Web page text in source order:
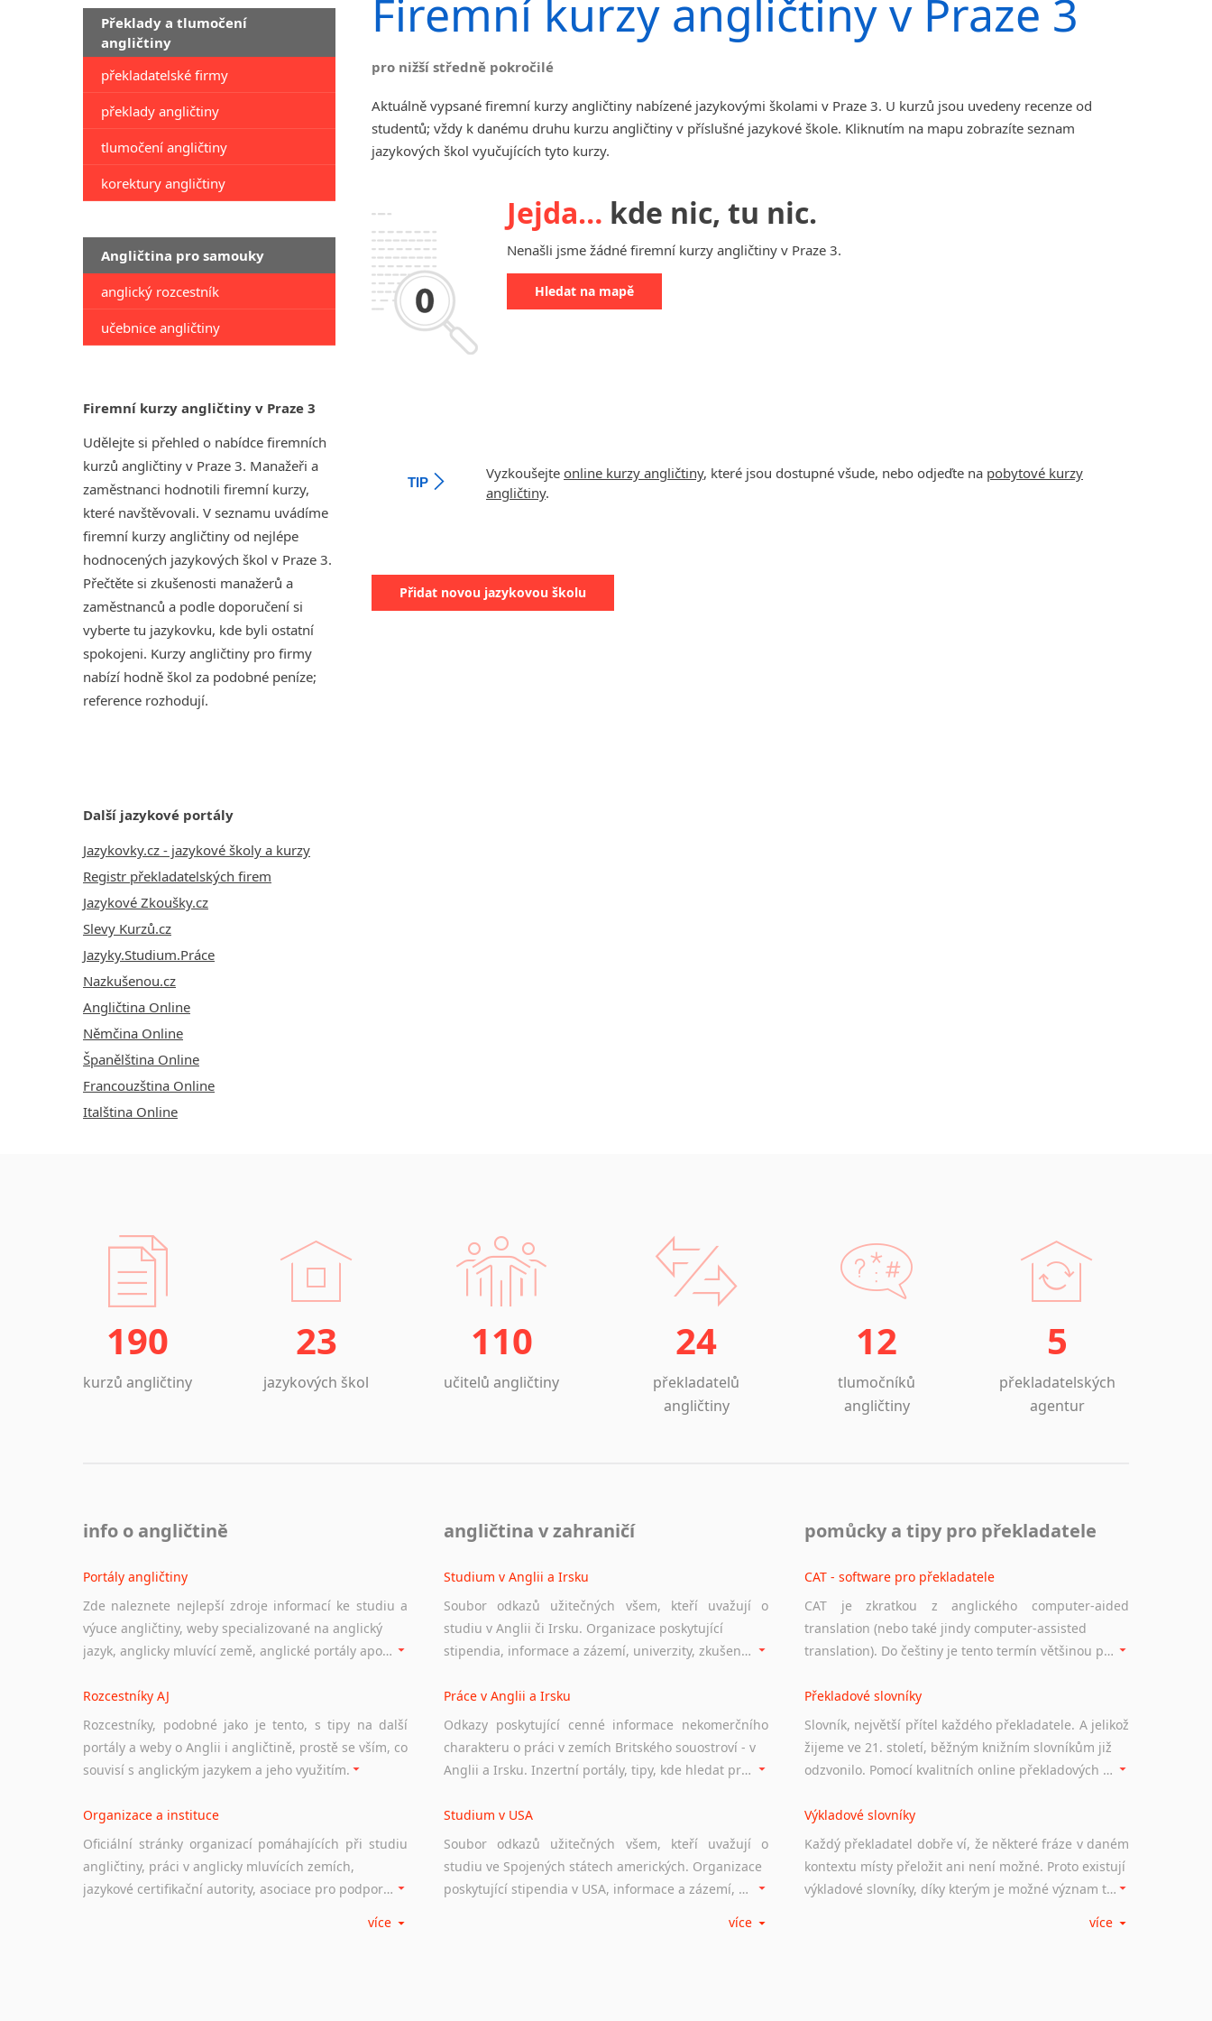
Překlady a tlumočení
angličtiny
překladatelské firmy
překlady angličtiny
tlumočení angličtiny
korektury angličtiny
Angličtina pro samouky
anglický rozcestník
učebnice angličtiny
Firemní kurzy angličtiny v Praze 3
Udělejte si přehled o nabídce firemních
kurzů angličtiny v Praze 3. Manažeři a
zaměstnanci hodnotili firemní kurzy,
které navštěvovali. V seznamu uvádíme
firemní kurzy angličtiny od nejlépe
hodnocených jazykových škol v Praze 3.
Přečtěte si zkušenosti manažerů a
zaměstnanců a podle doporučení si
vyberte tu jazykovku, kde byli ostatní
spokojeni. Kurzy angličtiny pro firmy
nabízí hodně škol za podobné peníze;
reference rozhodují.
Další jazykové portály
Jazykovky.cz - jazykové školy a kurzy
Registr překladatelských firem
Jazykové Zkoušky.cz
Slevy Kurzů.cz
Jazyky.Studium.Práce
Nazkušenou.cz
Angličtina Online
Němčina Online
Španělština Online
Francouzština Online
Italština Online
Jihlava
Chomutov
Děčín
Hodonín
Klatovy
Tišnov
Vysoká nad Labem
angličtiny
Firemní kurzy angličtiny v Praze 3
pro nižší středně pokročilé
Aktuálně vypsané firemní kurzy angličtiny nabízené jazykovými školami v Praze 3. U kurzů jsou uvedeny recenze od
studentů; vždy k danému druhu kurzu angličtiny v příslušné jazykové škole. Kliknutím na mapu zobrazíte seznam
jazykových škol vyučujících tyto kurzy.
Jejda… kde nic, tu nic.
Nenašli jsme žádné firemní kurzy angličtiny v Praze 3.
Hledat na mapě
TIP
Vyzkoušejte online kurzy angličtiny, které jsou dostupné všude, nebo odjeďte na pobytové kurzy
angličtiny.
Přidat novou jazykovou školu
190
kurzů angličtiny
23
jazykových škol
110
učitelů angličtiny
24
překladatelů
angličtiny
12
tlumočníků
angličtiny
5
překladatelských
agentur
info o angličtině
Portály angličtiny
Zde naleznete nejlepší zdroje informací ke studiu a
výuce angličtiny, weby specializované na anglický
jazyk, anglicky mluvící země, anglické portály apod. Rubrika obsahuje zejména komplexní a maximálně kvalitní stránky využitelné ke studiu angličtiny.
Rozcestníky AJ
Rozcestníky, podobné jako je tento, s tipy na další
portály a weby o Anglii i angličtině, prostě se vším, co
souvisí s anglickým jazykem a jeho využitím.
Organizace a instituce
Oficiální stránky organizací pomáhajících při studiu
angličtiny, práci v anglicky mluvících zemích,
jazykové certifikační autority, asociace pro podporu jazykového vzdělávání ad.
více
angličtina v zahraničí
Studium v Anglii a Irsku
Soubor odkazů užitečných všem, kteří uvažují o
studiu v Anglii či Irsku. Organizace poskytující
stipendia, informace a zázemí, univerzity, zkušenosti studentů.
Práce v Anglii a Irsku
Odkazy poskytující cenné informace nekomerčního
charakteru o práci v zemích Britského souostroví - v
Anglii a Irsku. Inzertní portály, tipy, kde hledat práci na internetu případně osobní zkušenosti ostatních.
Studium v USA
Soubor odkazů užitečných všem, kteří uvažují o
studiu ve Spojených státech amerických. Organizace
poskytující stipendia v USA, informace a zázemí, univerzity i zkušenosti studentů.
více
pomůcky a tipy pro překladatele
CAT - software pro překladatele
CAT je zkratkou z anglického computer-aided
translation (nebo také jindy computer-assisted
translation). Do češtiny je tento termín většinou překládán jako počítačem podporovaný překlad či překlad podporovaný počítačem. Nástroje CAT ukládají překládané fráze a při dalším překladu vám je automaticky nabízejí, takže se již nemusíte zdržovat s jejich dalším překládáním.
Překladové slovníky
Slovník, největší přítel každého překladatele. A jelikož
žijeme ve 21. století, běžným knižním slovníkům již
odzvonilo. Pomocí kvalitních online překladových slovníků již nemusíte únavně listovat alfabetickým schématem uspořádání, stačí napsat vstupní frázi a dřív, než řeknete švec, vyskočí vám hledaný výraz.
Výkladové slovníky
Každý překladatel dobře ví, že některé fráze v daném
kontextu místy přeložit ani není možné. Proto existují
výkladové slovníky, díky kterým je možné význam takovýchto frází rozklíčovat.
více